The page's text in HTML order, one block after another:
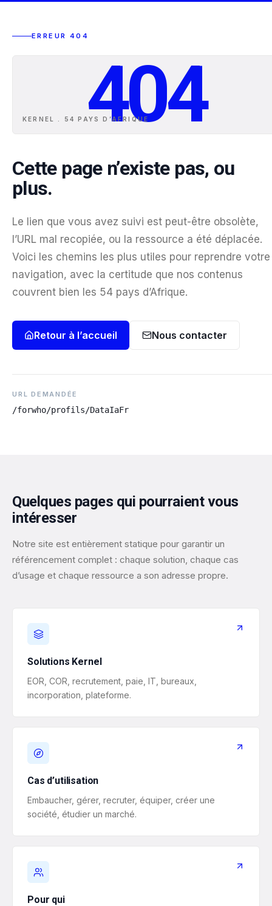
ERREUR 404
Cette page n’existe pas, ou
plus.
Le lien que vous avez suivi est peut-être obsolète,
l’URL mal recopiée, ou la ressource a été déplacée.
Voici les chemins les plus utiles pour reprendre votre
navigation, avec la certitude que nos contenus
couvrent bien les 54 pays d’Afrique.
Retour à l’accueil Nous contacter
URL DEMANDÉE
/forwho/profils/DataIaFr
404
KERNEL . 54 PAYS D ’AFRIQUE
Quelques pages qui pourraient vous
intéresser
Notre site est entièrement statique pour garantir un
référencement complet : chaque solution, chaque cas
d’usage et chaque ressource a son adresse propre.
Solutions Kernel
EOR, COR, recrutement, paie, IT, bureaux,
incorporation, plateforme.
Cas d’utilisation
Embaucher, gérer, recruter, équiper, créer une
société, étudier un marché.
Pour qui